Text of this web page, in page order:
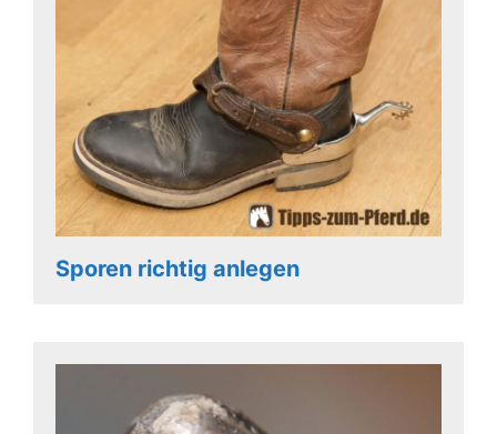
Sporen richtig anlegen